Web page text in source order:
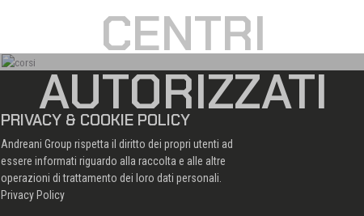
CENTRI
AUTORIZZATI
PRIVACY & COOKIE POLICY
Andreani Group rispetta il diritto dei propri utenti ad
essere informati riguardo alla raccolta e alle altre
operazioni di trattamento dei loro dati personali.
Privacy Policy